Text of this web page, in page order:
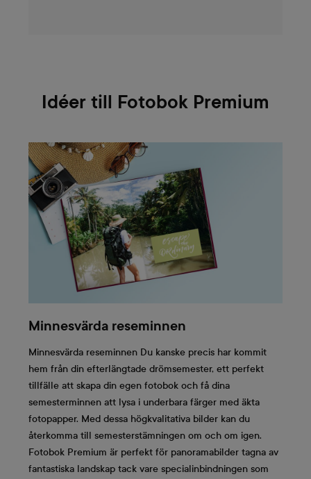
Idéer till Fotobok Premium
Minnesvärda reseminnen
Minnesvärda reseminnen Du kanske precis har kommit
hem från din efterlängtade drömsemester, ett perfekt
tillfälle att skapa din egen fotobok och få dina
semesterminnen att lysa i underbara färger med äkta
fotopapper. Med dessa högkvalitativa bilder kan du
återkomma till semesterstämningen om och om igen.
Fotobok Premium är perfekt för panoramabilder tagna av
fantastiska landskap tack vare specialinbindningen som